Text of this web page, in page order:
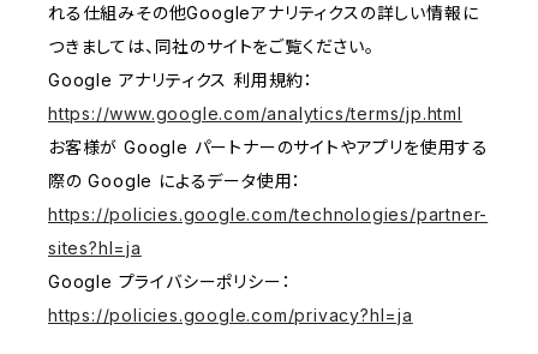
れる仕組みその他Googleアナリティクスの詳しい情報に
つきましては、同社のサイトをご覧ください。
Google アナリティクス 利用規約：
https://www.google.com/analytics/terms/jp.html
お客様が Google パートナーのサイトやアプリを使用する
際の Google によるデータ使用：
https://policies.google.com/technologies/partner-
sites?hl=ja
Google プライバシーポリシー：
https://policies.google.com/privacy?hl=ja